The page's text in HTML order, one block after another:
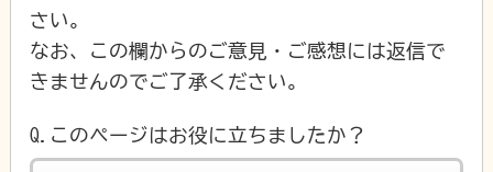
さい。
なお、この欄からのご意見・ご感想には返信で
きませんのでご了承ください。
Q.このページはお役に立ちましたか？